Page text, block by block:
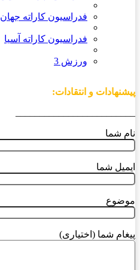
فدراسیون کاراته جهان
فدراسیون کاراته آسیا
ورزش 3
پیشنهادات و انتقادات:
نام شما
ایمیل شما
موضوع
پیغام شما (اختیاری)